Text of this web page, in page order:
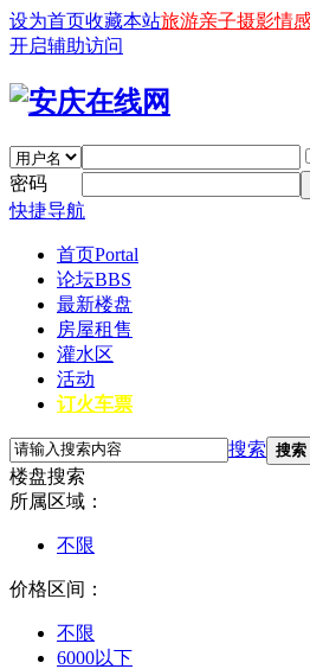
设为首页收藏本站旅游亲子摄影情
开启辅助访问
密码
快捷导航
首页Portal
论坛BBS
最新楼盘
房屋租售
灌水区
活动
订火车票
搜索 搜索
楼盘搜索
所属区域：
不限
价格区间：
不限
6000以下